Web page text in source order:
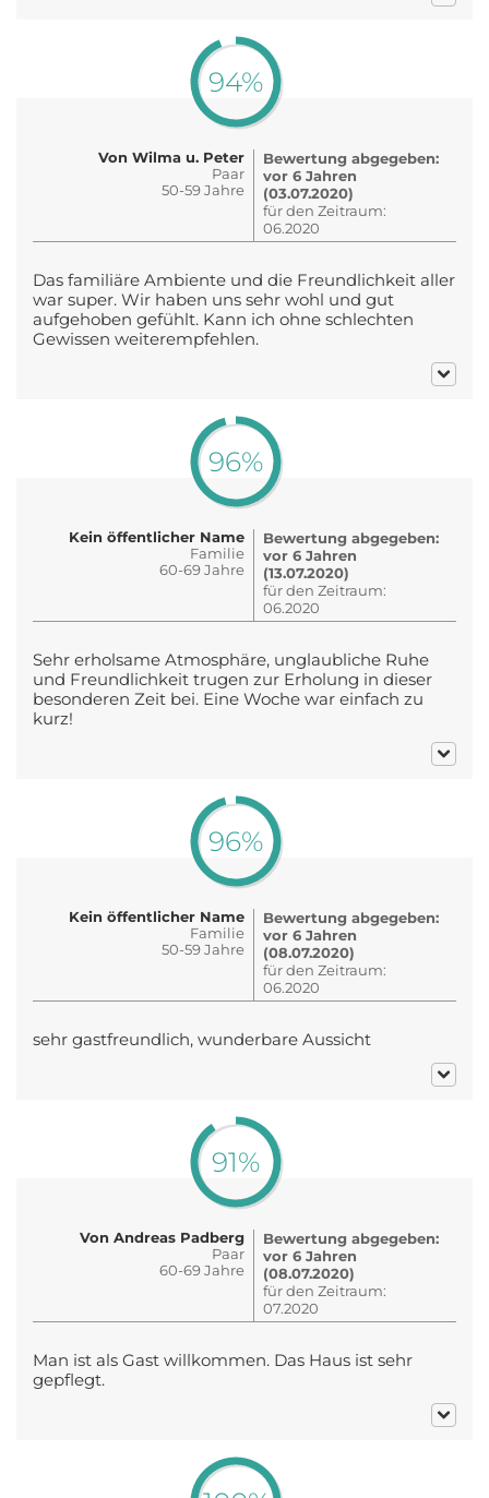
94%
Von Wilma u. Peter
Paar
50-59 Jahre
Bewertung abgegeben:
vor 6 Jahren
(03.07.2020)
für den Zeitraum:
06.2020
Das familiäre Ambiente und die Freundlichkeit aller
war super. Wir haben uns sehr wohl und gut
aufgehoben gefühlt. Kann ich ohne schlechten
Gewissen weiterempfehlen.
96%
Kein öffentlicher Name
Familie
60-69 Jahre
Bewertung abgegeben:
vor 6 Jahren
(13.07.2020)
für den Zeitraum:
06.2020
Sehr erholsame Atmosphäre, unglaubliche Ruhe
und Freundlichkeit trugen zur Erholung in dieser
besonderen Zeit bei. Eine Woche war einfach zu
kurz!
96%
Kein öffentlicher Name
Familie
50-59 Jahre
Bewertung abgegeben:
vor 6 Jahren
(08.07.2020)
für den Zeitraum:
06.2020
sehr gastfreundlich, wunderbare Aussicht
91%
Von Andreas Padberg
Paar
60-69 Jahre
Bewertung abgegeben:
vor 6 Jahren
(08.07.2020)
für den Zeitraum:
07.2020
Man ist als Gast willkommen. Das Haus ist sehr
gepflegt.